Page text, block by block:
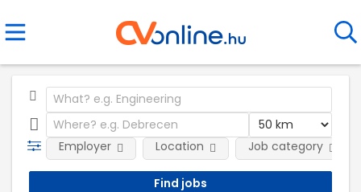
Employer Location Job category